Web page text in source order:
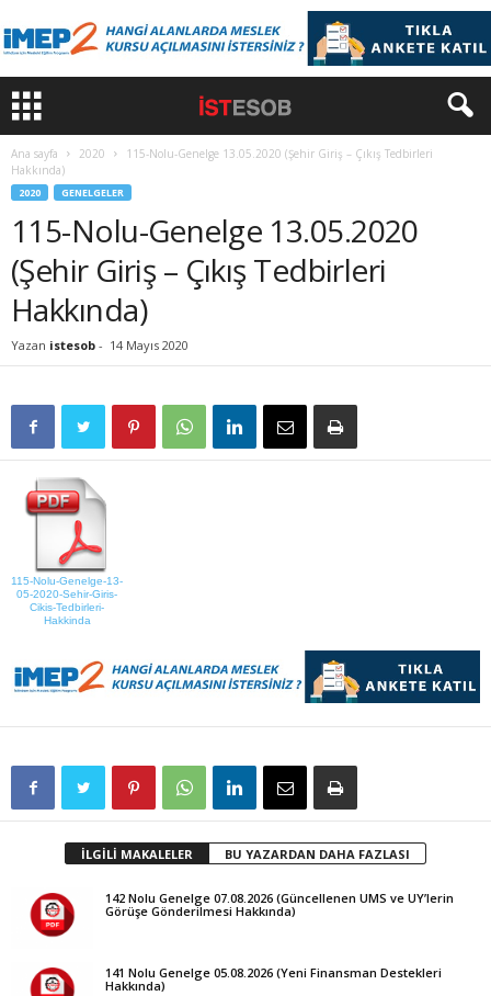
Ana sayfa 2020
115-Nolu-Genelge 13.05.2020 (Şehir Giriş – Çıkış Tedbirleri
Hakkında)
2020 GENELGELER
115-Nolu-Genelge 13.05.2020
(Şehir Giriş – Çıkış Tedbirleri
Hakkında)
Yazan istesob - 14 Mayıs 2020
115-Nolu-Genelge-13-
05-2020-Sehir-Giris-
Cikis-Tedbirleri-
Hakkinda
İLGİLİ MAKALELER BU YAZARDAN DAHA FAZLASI
142 Nolu Genelge 07.08.2026 (Güncellenen UMS ve UY’lerin
Görüşe Gönderilmesi Hakkında)
141 Nolu Genelge 05.08.2026 (Yeni Finansman Destekleri
Hakkında)